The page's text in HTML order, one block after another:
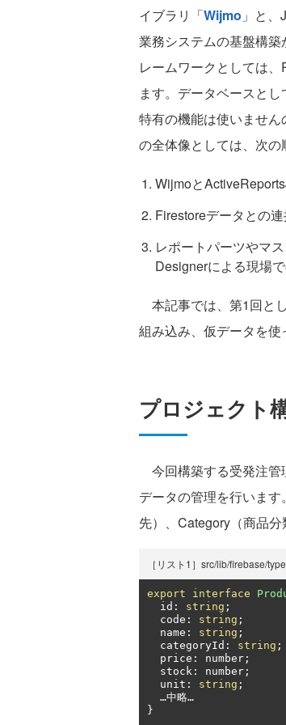
イブラリ「Wijmo 」と
業務システムの基盤構
レームワークとしては
ます。データベースと
特有の機能は使いませ
の全体像としては、次の
Wijmoと
Firestoreデータとの
レポートパーツやマ
Designerによる現場
本記事では、第1回と
組み込み、仮データを使
プロジェクト
今回構築する受発注管
データの管理を行いま
先）、Category（商品分
［リスト1］src/lib/firebase/
export interface
  id
: string ;
  code
: string ;
  name
: string ;
  categoryId
: string ;
  price
: number ;
  stock
: number ;
  unit
: string ;
…中略…
}